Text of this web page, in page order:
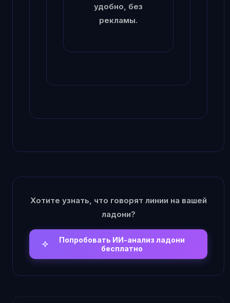
удобно, без
рекламы.
Хотите узнать, что говорят линии на вашей
ладони?
Попробовать ИИ-анализ ладони
бесплатно